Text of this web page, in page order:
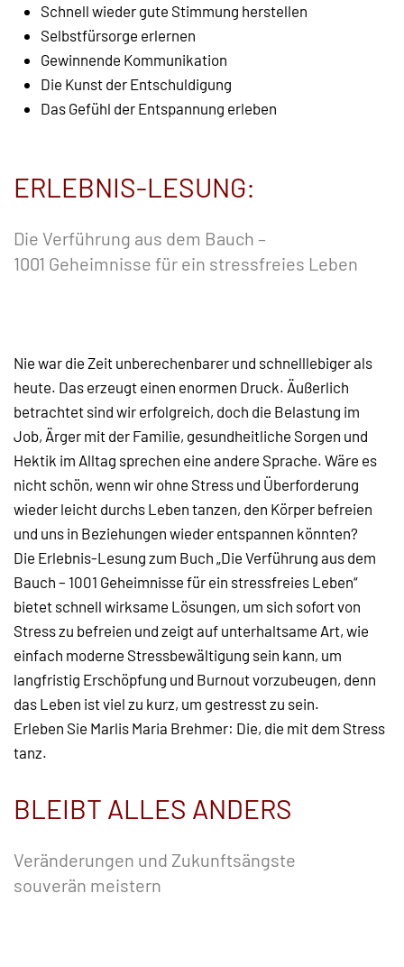
Schnell wieder gute Stimmung herstellen
Selbstfürsorge erlernen
Gewinnende Kommunikation
Die Kunst der Entschuldigung
Das Gefühl der Entspannung erleben
ERLEBNIS-LESUNG:
Die Verführung aus dem Bauch –
1001 Geheimnisse für ein stressfreies Leben
Nie war die Zeit unberechenbarer und schnelllebiger als
heute. Das erzeugt einen enormen Druck. Äußerlich
betrachtet sind wir erfolgreich, doch die Belastung im
Job, Ärger mit der Familie, gesundheitliche Sorgen und
Hektik im Alltag sprechen eine andere Sprache. Wäre es
nicht schön, wenn wir ohne Stress und Überforderung
wieder leicht durchs Leben tanzen, den Körper befreien
und uns in Beziehungen wieder entspannen könnten?
Die Erlebnis-Lesung zum Buch „Die Verführung aus dem
Bauch – 1001 Geheimnisse für ein stressfreies Leben“
bietet schnell wirksame Lösungen, um sich sofort von
Stress zu befreien und zeigt auf unterhaltsame Art, wie
einfach moderne Stressbewältigung sein kann, um
langfristig Erschöpfung und Burnout vorzubeugen, denn
das Leben ist viel zu kurz, um gestresst zu sein.
Erleben Sie Marlis Maria Brehmer: Die, die mit dem Stress
tanz.
BLEIBT ALLES ANDERS
Veränderungen und Zukunftsängste
souverän meistern